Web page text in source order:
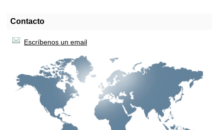
Contacto
Escríbenos un email